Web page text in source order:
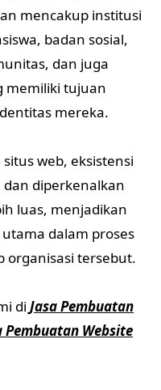
mencakup institusi
badan sosial,
dan juga
memiliki tujuan
mereka.
web, eksistensi
diperkenalkan
luas, menjadikan
dalam proses
organisasi tersebut.
di Jasa Pembuatan
Pembuatan Website